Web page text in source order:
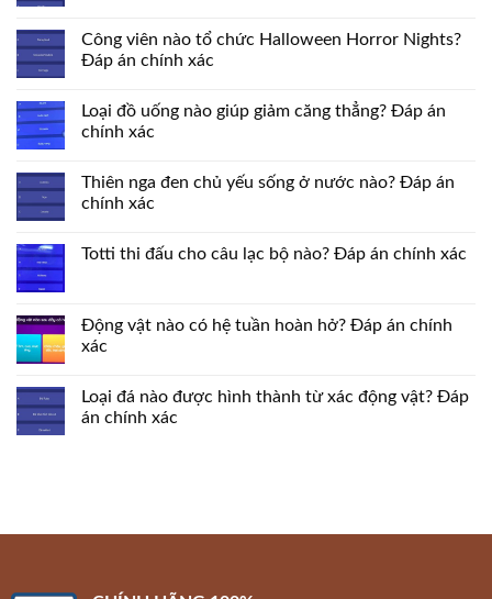
Công viên nào tổ chức Halloween Horror Nights?
Đáp án chính xác
Loại đồ uống nào giúp giảm căng thẳng? Đáp án
chính xác
Thiên nga đen chủ yếu sống ở nước nào? Đáp án
chính xác
Totti thi đấu cho câu lạc bộ nào? Đáp án chính xác
Động vật nào có hệ tuần hoàn hở? Đáp án chính
xác
Loại đá nào được hình thành từ xác động vật? Đáp
án chính xác